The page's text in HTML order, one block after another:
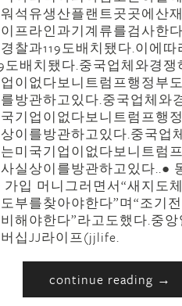
석유생산플랜트곳곳에산재
프라인과기계류를검사한
찰과119도배치됐다.이에따
도배치됐다.중국업체와경쟁
이없다보니트럼프행정부도
방관하고있다.중국업체와
기업이없다보니트럼프행정
이를방관하고있다.중국업
미국기업이없다보니트럼프
실상이를방관하고있다..●
입 머니그러면서“새지도체
부를찾아야한다”며“조기
해야한다”라고도했다.중앙
십JJ라이프(jjlife.
continue reading →